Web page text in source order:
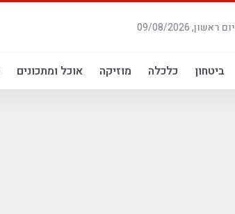
יום ראשון, 09/08/2026
ביטחון כלכלה מוזיקה אוכל ומתכונים